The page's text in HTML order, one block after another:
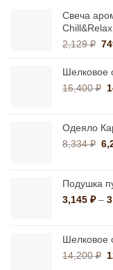
Свеча
Chill&Relax
2,129₽
Шелковое
16,400₽
Одеяло
8,334₽
Подушка
3,145 ₽ –
Шелковое
14,200₽